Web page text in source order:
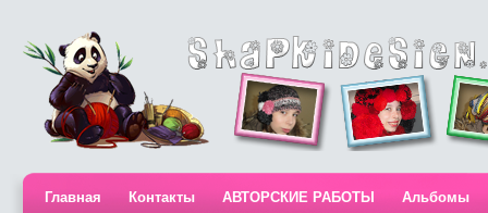
Главная Контакты АВТОРСКИЕ РАБОТЫ Альбомы